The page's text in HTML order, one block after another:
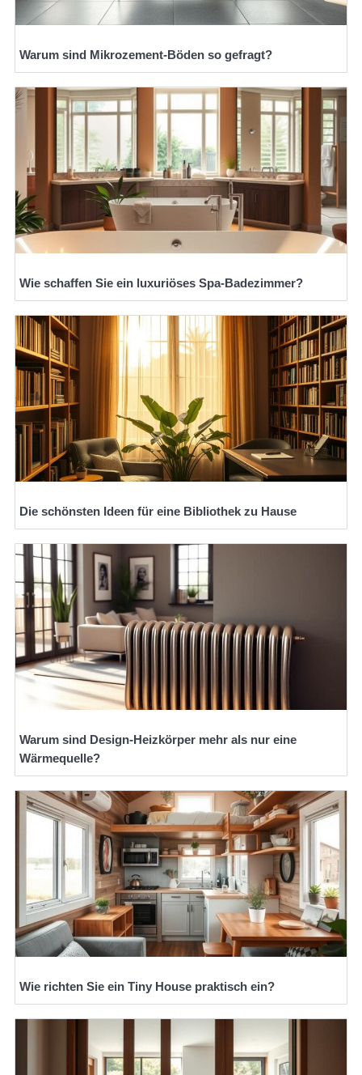
Warum sind Mikrozement-Böden so gefragt?
Wie schaffen Sie ein luxuriöses Spa-Badezimmer?
Die schönsten Ideen für eine Bibliothek zu Hause
Warum sind Design-Heizkörper mehr als nur eine
Wärmequelle?
Wie richten Sie ein Tiny House praktisch ein?